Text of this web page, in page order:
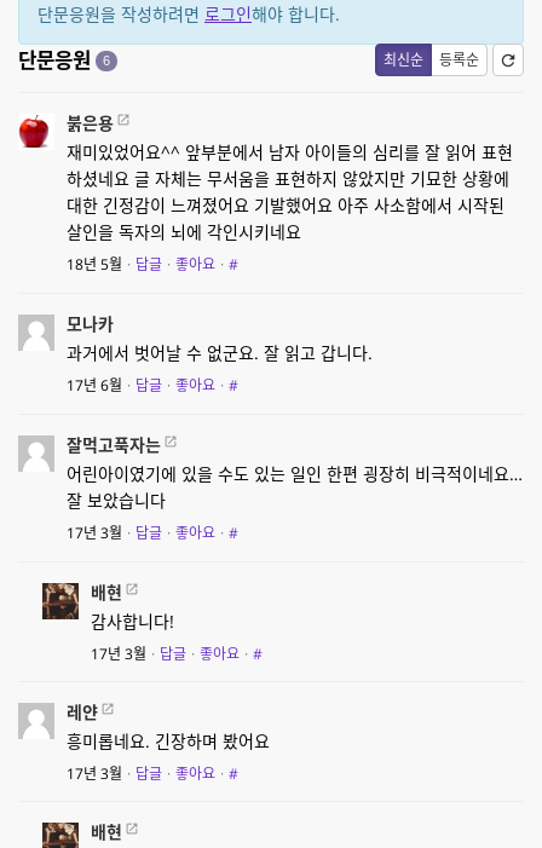
단문응원을 작성하려면 로그인해야 합니다.
최신순 등록순
단문응원 6
붉은용
재미있었어요^^ 앞부분에서 남자 아이들의 심리를 잘 읽어 표현
하셨네요 글 자체는 무서움을 표현하지 않았지만 기묘한 상황에
대한 긴정감이 느껴졌어요 기발했어요 아주 사소함에서 시작된
살인을 독자의 뇌에 각인시키네요
18년 5월 · 답글 · 좋아요 · #
모나카
과거에서 벗어날 수 없군요. 잘 읽고 갑니다.
17년 6월 · 답글 · 좋아요 · #
잘먹고푹자는
어린아이였기에 있을 수도 있는 일인 한편 굉장히 비극적이네요…
잘 보았습니다
17년 3월 · 답글 · 좋아요 · #
배현
감사합니다!
17년 3월 · 답글 · 좋아요 · #
레얀
흥미롭네요. 긴장하며 봤어요
17년 3월 · 답글 · 좋아요 · #
배현